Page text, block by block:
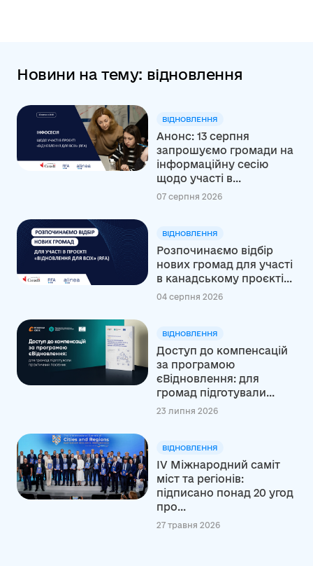
Новини на тему: відновлення
ВІДНОВЛЕННЯ
Анонс: 13 серпня
запрошуємо громади на
інформаційну сесію
щодо участі в...
07 серпня 2026
ВІДНОВЛЕННЯ
Розпочинаємо відбір
нових громад для участі
в канадському проєкті...
04 серпня 2026
ВІДНОВЛЕННЯ
Доступ до компенсацій
за програмою
єВідновлення: для
громад підготували...
23 липня 2026
ВІДНОВЛЕННЯ
ІV Міжнародний саміт
міст та регіонів:
підписано понад 20 угод
про...
27 травня 2026